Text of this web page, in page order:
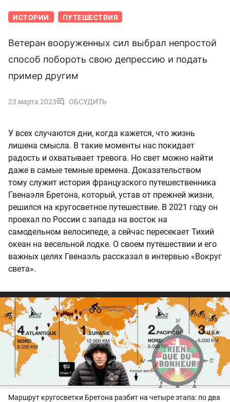
ИСТОРИИ ПУТЕШЕСТВИЯ
Ветеран вооруженных сил выбрал непростой
способ побороть свою депрессию и подать
пример другим
23 марта 2023 ОБСУДИТЬ
У всех случаются дни, когда кажется, что жизнь
лишена смысла. В такие моменты нас покидает
радость и охватывает тревога. Но свет можно найти
даже в самые темные времена. Доказательством
тому служит история французского путешественника
Гвенаэля Бретона, который, устав от прежней жизни,
решился на кругосветное путешествие. В 2021 году он
проехал по России с запада на восток на
самодельном велосипеде, а сейчас пересекает Тихий
океан на весельной лодке. О своем путешествии и его
важных целях Гвенаэль рассказал в интервью «Вокруг
света».
Маршрут кругосветки Бретона разбит на четыре этапа: по два